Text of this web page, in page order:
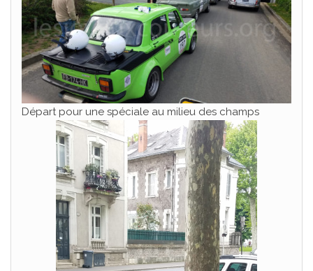
Départ pour une spéciale au milieu des champs